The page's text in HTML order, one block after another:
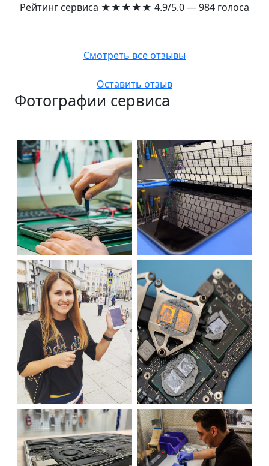
Рейтинг сервиса ★★★★★ 4.9/5.0 — 984 голоса
Смотреть все отзывы
Оставить отзыв
Фотографии сервиса